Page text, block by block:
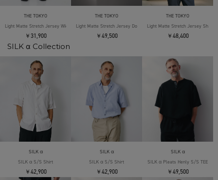
THE TOKYO
Light Matte Stretch Jersey Wide Tapered Pants
￥31,900
THE TOKYO
Light Matte Stretch Jersey Double Jacket
￥49,500
THE TOKYO
Light Matte Stretch Jersey Shape
￥48,400
SILK α Collection
SILK α
SILK α S/S Shirt
￥42,900
SILK α
SILK α S/S Shirt
￥42,900
SILK α
SILK α Pleats Henly S/S TEE
￥49,500